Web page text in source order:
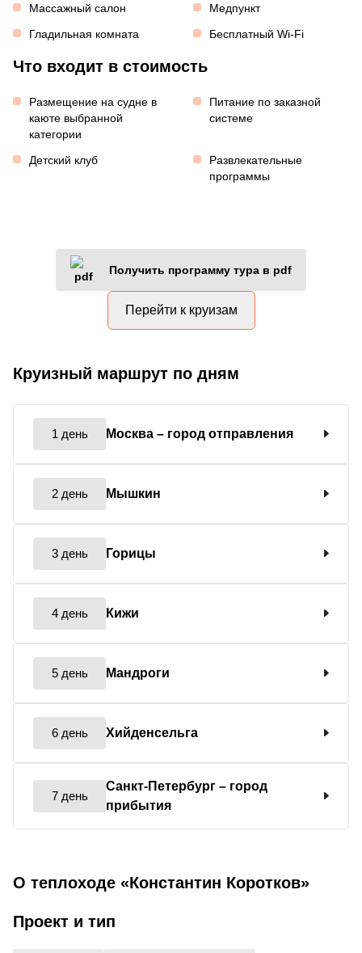
Массажный салон
Медпункт
Гладильная комната
Бесплатный Wi-Fi
Что входит в стоимость
Размещение на судне в
каюте выбранной
категории
Питание по заказной
системе
Детский клуб
Развлекательные
программы
Получить программу тура в pdf
Перейти к круизам
Круизный маршрут по дням
1 день Москва – город отправления
2 день Мышкин
3 день Горицы
4 день Кижи
5 день Мандроги
6 день Хийденсельга
7 день
Санкт-Петербург – город
прибытия
О теплоходе «Константин Коротков»
Проект и тип